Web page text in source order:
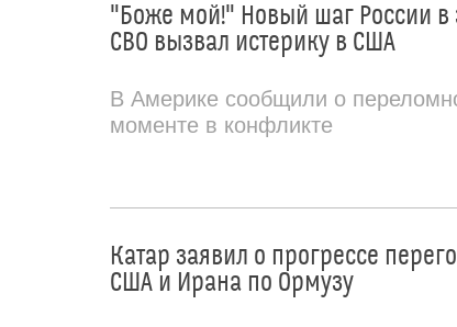
"Боже мой!" Новый шаг России в
СВО вызвал истерику в США
В Америке сообщили о
моменте в конфликте
Катар заявил о прогрессе
США и Ирана по Ормузу